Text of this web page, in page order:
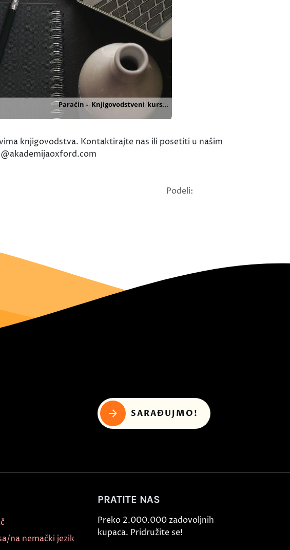
knjigovodstva. Kontaktirajte nas ili posetiti u našim
Podeli:
SARAĐUJMO!
na nemački jezik
PRATITE NAS
Preko 2.000.000 zadovoljnih
kupaca. Pridružite se!